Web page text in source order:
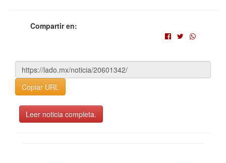
Compartir en:
Copiar URL
Leer noticia completa.